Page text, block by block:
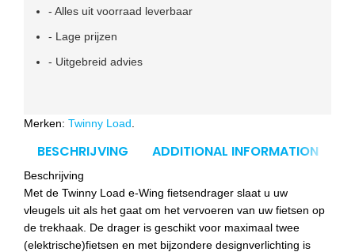
- Alles uit voorraad leverbaar
- Lage prijzen
- Uitgebreid advies
Merken: Twinny Load
BESCHRIJVING ADDITIONAL INFORMATION
Beschrijving
Met de Twinny Load e-Wing fietsendrager slaat u uw
vleugels uit als het gaat om het vervoeren van uw fietsen op
de trekhaak. De drager is geschikt voor maximaal twee
(elektrische)fietsen en met bijzondere designverlichting is